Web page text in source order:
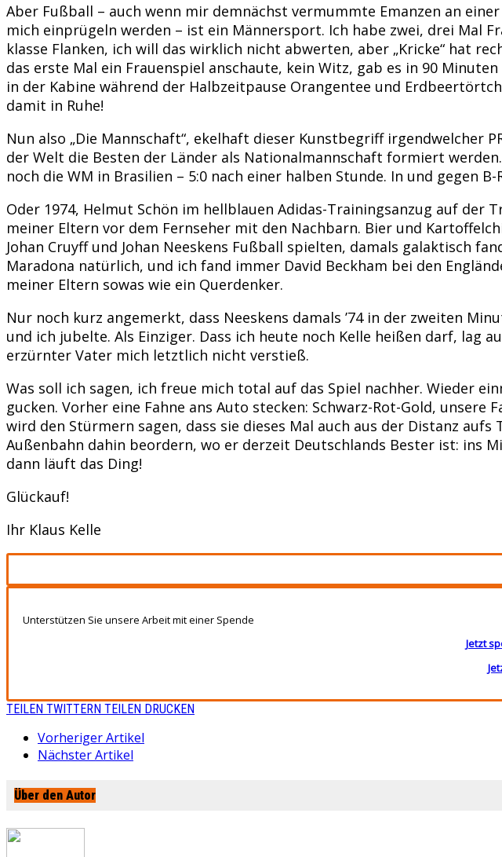
Aber Fußball – auch wenn mir demnächst vermummte Emanzen an
mich einprügeln werden – ist ein Männersport. Ich habe zwei, drei
klasse Flanken, ich will das wirklich nicht abwerten, aber „Kricke“ hat
das erste Mal ein Frauenspiel anschaute, kein Witz, gab es in 90
in der Kabine während der Halbzeitpause Orangentee und
damit in Ruhe!
Nun also „Die Mannschaft“, ekelhaft dieser Kunstbegriff irgendwelcher
der Welt die Besten der Länder als Nationalmannschaft formiert
noch die WM in Brasilien – 5:0 nach einer halben Stunde. In und gegen
Oder 1974, Helmut Schön im hellblauen Adidas-Trainingsanzug auf der
meiner Eltern vor dem Fernseher mit den Nachbarn. Bier und
Johan Cruyff und Johan Neeskens Fußball spielten, damals galaktisch
Maradona natürlich, und ich fand immer David Beckham bei den
meiner Eltern sowas wie ein Querdenker.
Nur noch kurz angemerkt, dass Neeskens damals ’74 in der zweiten
und ich jubelte. Als Einziger. Dass ich heute noch Kelle heißen darf, lag
erzürnter Vater mich letztlich nicht verstieß.
Was soll ich sagen, ich freue mich total auf das Spiel nachher. Wieder
gucken. Vorher eine Fahne ans Auto stecken: Schwarz-Rot-Gold,
wird den Stürmern sagen, dass sie dieses Mal auch aus der Distanz
Außenbahn dahin beordern, wo er derzeit Deutschlands Bester ist: ins
dann läuft das Ding!
Glückauf!
Ihr Klaus Kelle
Unterstützen Sie unsere Arbeit mit einer Spende
Jetzt
TEILEN TWITTERN TEILEN DRUCKEN
Vorheriger Artikel
Nächster Artikel
Über den Autor